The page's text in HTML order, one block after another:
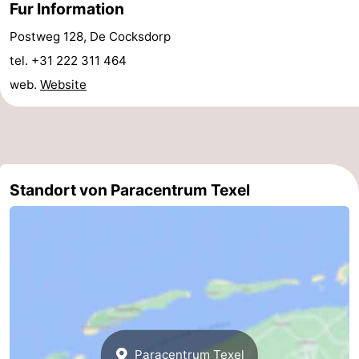
Führungen
Radfahren
-
Wattwandern
Fur Information
Postweg 128, De Cocksdorp
tel. +31 222 311 464
web. Website
Standort von Paracentrum Texel
Paracentrum Texel